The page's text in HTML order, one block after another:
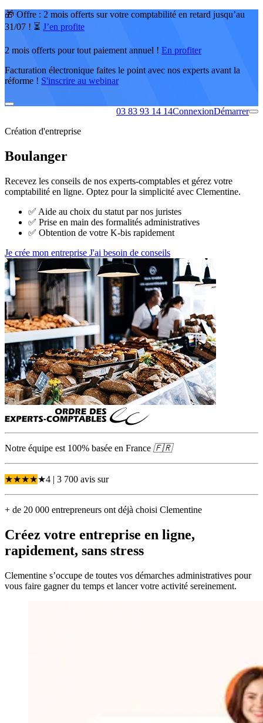
🎁 Offre : 2 mois offerts sur votre comptabilité en retard jusqu’au
31/07 ! ⏳ J’en profite
2 mois offerts pour tout paiement annuel ! En profiter
Facturation électronique faites le point avec nos experts avant la
réforme ! S'inscrire au webinar
03 83 93 14 14ConnexionDémarrer
Création d'entreprise
Boulanger
Recevez les conseils de nos experts-comptables et gérez votre
comptabilité en ligne. Optez pour la simplicité avec Clementine.
✅ Aide au choix du statut par nos juristes
✅ Prise en main des formalités administratives
✅ Obtention de votre K-bis rapidement
Je crée mon entreprise J'ai besoin de conseils
Notre équipe est 100% basée en France 🇫🇷
★★★★★4 | 3 700 avis sur
+ de 20 000 entrepreneurs ont déjà choisi Clementine
Créez votre entreprise en ligne,
rapidement, sans stress
Clementine s’occupe de toutes vos démarches administratives pour
vous faire gagner du temps et lancer votre activité sereinement.